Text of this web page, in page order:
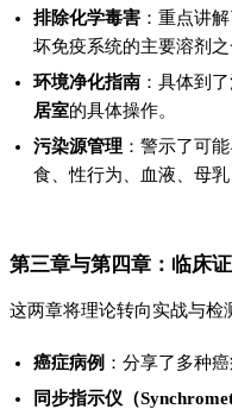
排除化学毒害 ：重点讲
坏免疫系统的主要溶剂之
环境净化指南 ：具体到
居室的具体操作。
污染源管理 ：警示了可
食、性行为、血液、母乳
第三章与第四章：临床
这两章将理论转向实战与检
癌症病例 ：分享了多种
同步指示仪（